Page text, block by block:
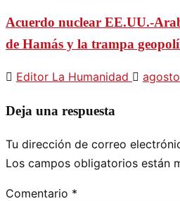
Acuerdo nuclear EE.UU.-
de Hamás y la trampa
Editor La Humanidad
Deja una respuesta
Tu dirección de correo
Los campos obligatorios están
Comentario *